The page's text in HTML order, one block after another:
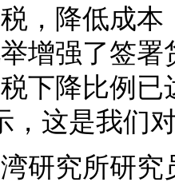
，降低成
增强了签
下降比例已
，这是我们
究所研究